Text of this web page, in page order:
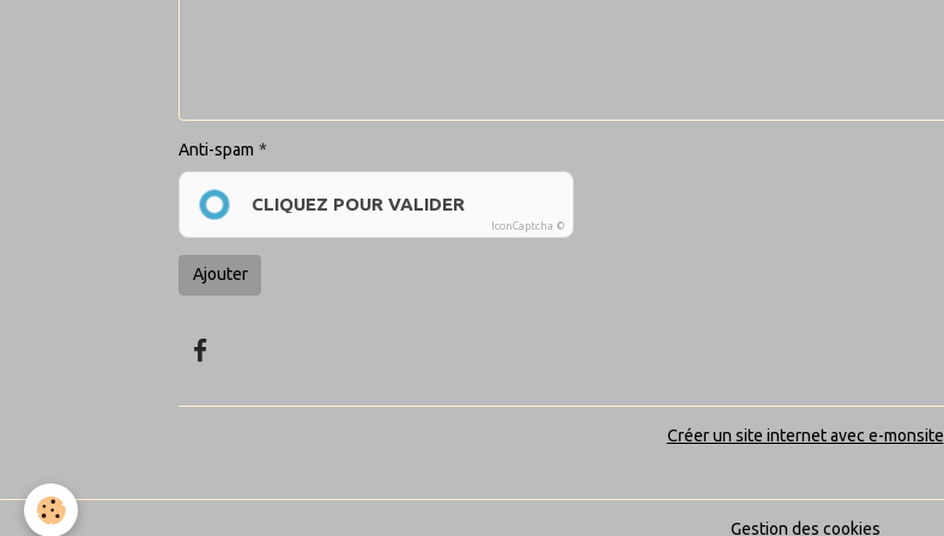
Anti-spam
CLIQUEZ POUR VALIDER
IconCaptcha ©
Ajouter
Créer un site internet avec e-monsite
Gestion des cookies